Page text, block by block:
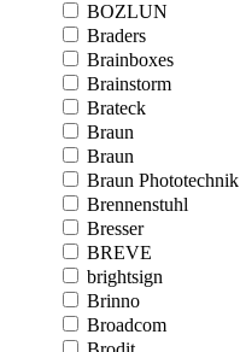
BOZLUN
Braders
Brainboxes
Brainstorm
Brateck
Braun
Braun
Braun Phototechnik
Brennenstuhl
Bresser
BREVE
brightsign
Brinno
Broadcom